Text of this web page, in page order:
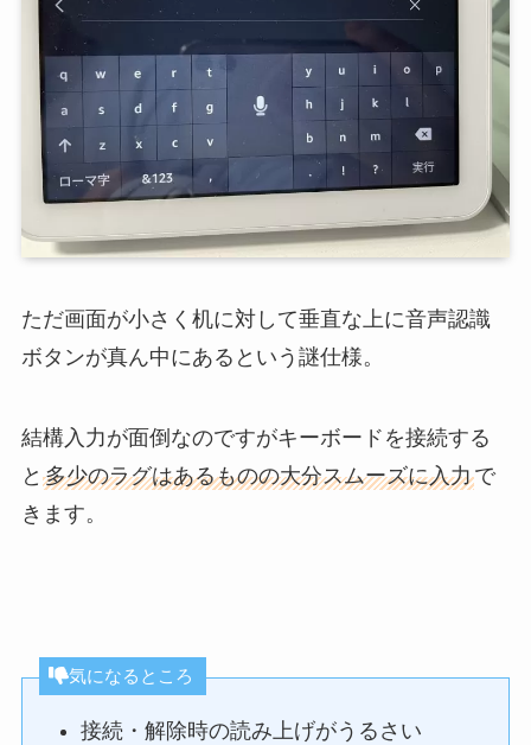
ただ画面が小さく机に対して垂直な上に音声認識
ボタンが真ん中にあるという謎仕様。
結構入力が面倒なのですがキーボードを接続する
と 多少のラグはあるものの大分スムーズに入力で
きます。
気になるところ
接続・解除時の読み上げがうるさい